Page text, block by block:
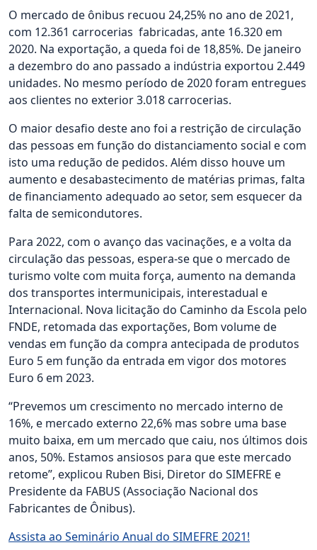
O mercado de ônibus recuou 24,25% no ano de 2021,
com 12.361 carrocerias fabricadas, ante 16.320 em
2020. Na exportação, a queda foi de 18,85%. De janeiro
a dezembro do ano passado a indústria exportou 2.449
unidades. No mesmo período de 2020 foram entregues
aos clientes no exterior 3.018 carrocerias.
O maior desafio deste ano foi a restrição de circulação
das pessoas em função do distanciamento social e com
isto uma redução de pedidos. Além disso houve um
aumento e desabastecimento de matérias primas, falta
de financiamento adequado ao setor, sem esquecer da
falta de semicondutores.
Para 2022, com o avanço das vacinações, e a volta da
circulação das pessoas, espera-se que o mercado de
turismo volte com muita força, aumento na demanda
dos transportes intermunicipais, interestadual e
Internacional. Nova licitação do Caminho da Escola pelo
FNDE, retomada das exportações, Bom volume de
vendas em função da compra antecipada de produtos
Euro 5 em função da entrada em vigor dos motores
Euro 6 em 2023.
“Prevemos um crescimento no mercado interno de
16%, e mercado externo 22,6% mas sobre uma base
muito baixa, em um mercado que caiu, nos últimos dois
anos, 50%. Estamos ansiosos para que este mercado
retome”, explicou Ruben Bisi, Diretor do SIMEFRE e
Presidente da FABUS (Associação Nacional dos
Fabricantes de Ônibus).
Assista ao Seminário Anual do SIMEFRE 2021!